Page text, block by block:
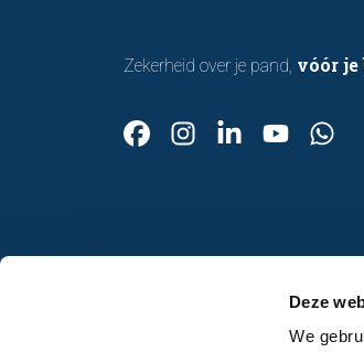
Deze
We
Zekerheid over je pand, vóór